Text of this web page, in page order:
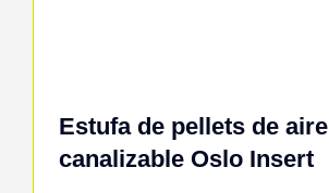
Estufa de pellets de aire
canalizable Oslo Insert